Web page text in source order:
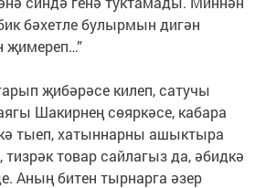
бәхетле булырмын дигән
җимереп…”
җибәрәсе килеп, сатучы
Шакирнең сөяркәсе, кабара
тыеп, хатыннарны ашыктыра
товар сайлагыз да, әбидкә
Аның битен тырнарга әзер